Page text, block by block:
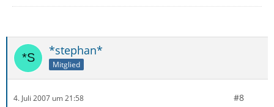
*stephan*
Mitglied
4. Juli 2007 um 21:58 #8